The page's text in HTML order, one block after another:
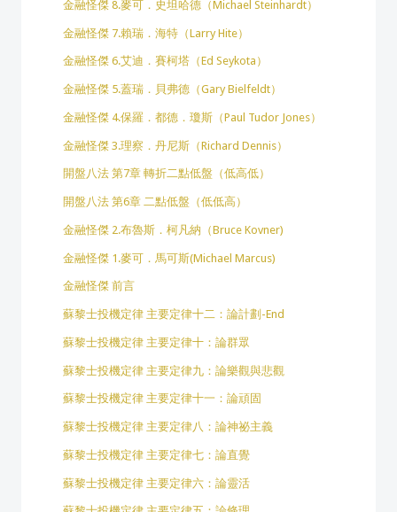
金融怪傑 8.麥可．史坦哈德（Michael Steinhardt）
金融怪傑 7.賴瑞．海特（Larry Hite）
金融怪傑 6.艾迪．賽柯塔（Ed Seykota）
金融怪傑 5.蓋瑞．貝弗德（Gary Bielfeldt）
金融怪傑 4.保羅．都德．瓊斯（Paul Tudor Jones）
金融怪傑 3.理察．丹尼斯（Richard Dennis）
開盤八法 第7章 轉折二點低盤（低高低）
開盤八法 第6章 二點低盤（低低高）
金融怪傑 2.布魯斯．柯凡納（Bruce Kovner)
金融怪傑 1.麥可．馬可斯(Michael Marcus)
金融怪傑 前言
蘇黎士投機定律 主要定律十二：論計劃-End
蘇黎士投機定律 主要定律十：論群眾
蘇黎士投機定律 主要定律九：論樂觀與悲觀
蘇黎士投機定律 主要定律十一：論頑固
蘇黎士投機定律 主要定律八：論神祕主義
蘇黎士投機定律 主要定律七：論直覺
蘇黎士投機定律 主要定律六：論靈活